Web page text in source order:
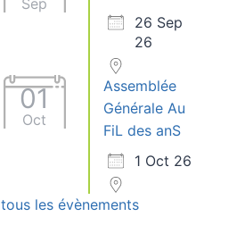
26 Sep
26
01
Oct
Assemblée
Générale Au
FiL des anS
1 Oct 26
tous les évènements